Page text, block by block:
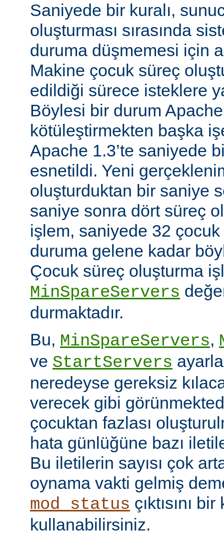
Saniyede bir kuralı,
oluşturması sırasında
duruma düşmemesi için
Makine çocuk süreç
edildiği sürece isteklere
Böylesi bir durum
kötüleştirmekten başka
Apache 1.3’te saniyede
esnetildi. Yeni
oluşturduktan bir saniye
saniye sonra dört süreç
işlem, saniyede 32
duruma gelene kadar
Çocuk süreç oluşturma
MinSpareServers
durmaktadır.
Bu, MinSpareServers,
ve StartServers
neredeyse gereksiz
verecek gibi
çocuktan fazlası
hata günlüğüne bazı
Bu iletilerin sayısı çok
oynama vakti gelmiş
mod_status çıktısını
kullanabilirsiniz.